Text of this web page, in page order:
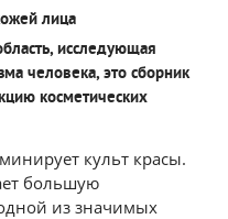
исследующая
человека, это сборник
косметических
культ красы.
большую
из значимых